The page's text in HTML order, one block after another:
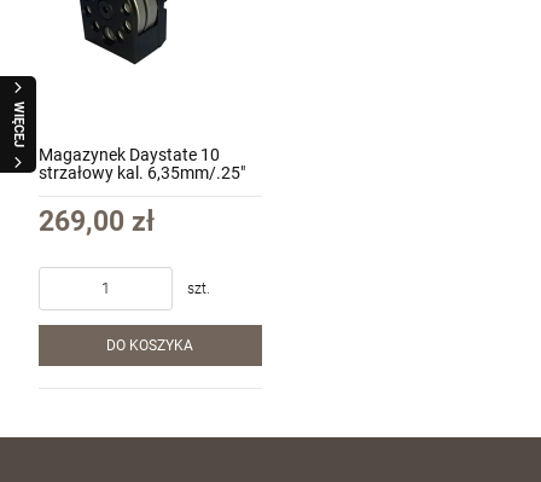
.22LR
2 990,00 zł
WIĘCEJ
Magazynek Daystate 10
strzałowy kal. 6,35mm/.25"
269,00 zł
szt.
DO KOSZYKA